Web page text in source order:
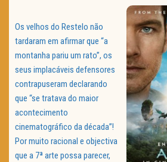
Política de Privacidade
Os velhos do Restelo não
tardaram em afirmar que “a
montanha pariu um rato”, os
seus implacáveis defensores
contrapuseram declarando
que “se tratava do maior
acontecimento
cinematográfico da década”!
Por muito racional e objectiva
que a 7ª arte possa parecer,